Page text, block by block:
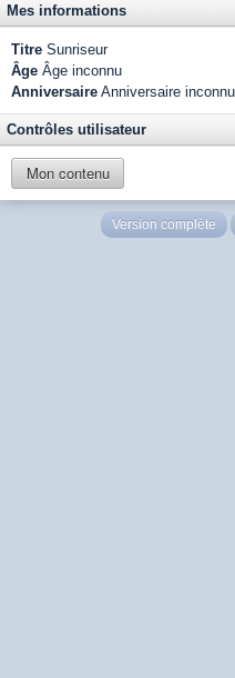
Mes informations
Titre Sunriseur
Âge Âge inconnu
Anniversaire Anniversaire inconnu
Contrôles utilisateur
Mon contenu
Version complète